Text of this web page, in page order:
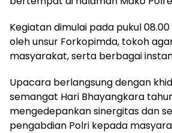
Kegiatan dimulai pada pukul
oleh unsur Forkopimda, tokoh
masyarakat, serta berbagai
Upacara berlangsung dengan
semangat Hari Bhayangkara
mengedepankan sinergitas dan
pengabdian Polri kepada